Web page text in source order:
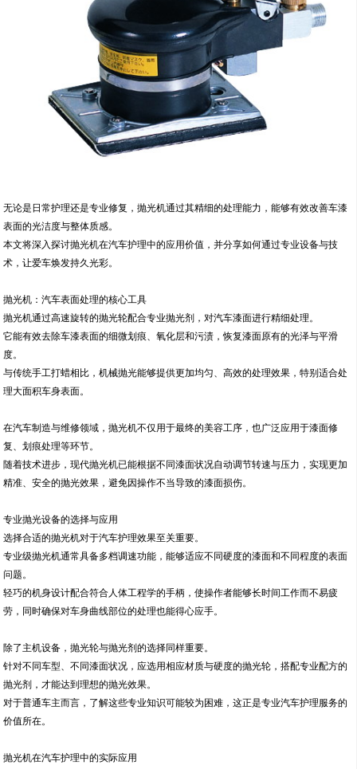
无论是日常护理还是专业修复，抛光机通过其精细的处理能力，能够有效改善车漆
表面的光洁度与整体质感。
本文将深入探讨抛光机在汽车护理中的应用价值，并分享如何通过专业设备与技
术，让爱车焕发持久光彩。
抛光机：汽车表面处理的核心工具
抛光机通过高速旋转的抛光轮配合专业抛光剂，对汽车漆面进行精细处理。
它能有效去除车漆表面的细微划痕、氧化层和污渍，恢复漆面原有的光泽与平滑
度。
与传统手工打蜡相比，机械抛光能够提供更加均匀、高效的处理效果，特别适合处
理大面积车身表面。
在汽车制造与维修领域，抛光机不仅用于最终的美容工序，也广泛应用于漆面修
复、划痕处理等环节。
随着技术进步，现代抛光机已能根据不同漆面状况自动调节转速与压力，实现更加
精准、安全的抛光效果，避免因操作不当导致的漆面损伤。
专业抛光设备的选择与应用
选择合适的抛光机对于汽车护理效果至关重要。
专业级抛光机通常具备多档调速功能，能够适应不同硬度的漆面和不同程度的表面
问题。
轻巧的机身设计配合符合人体工程学的手柄，使操作者能够长时间工作而不易疲
劳，同时确保对车身曲线部位的处理也能得心应手。
除了主机设备，抛光轮与抛光剂的选择同样重要。
针对不同车型、不同漆面状况，应选用相应材质与硬度的抛光轮，搭配专业配方的
抛光剂，才能达到理想的抛光效果。
对于普通车主而言，了解这些专业知识可能较为困难，这正是专业汽车护理服务的
价值所在。
抛光机在汽车护理中的实际应用